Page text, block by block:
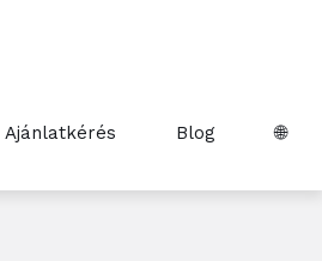
Ajánlatkérés Blog 🌐